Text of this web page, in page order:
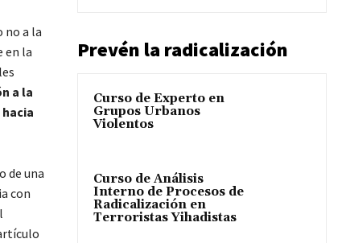
no a la
en la
a la
de una
con
Prevén la radicalización
Curso de Experto en
Grupos Urbanos
Violentos
Curso de Análisis
Interno de Procesos de
Radicalización en
Terroristas Yihadistas